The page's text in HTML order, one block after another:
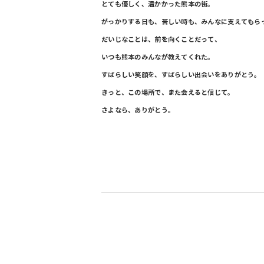
とても優しく、温かかった熊本の街。
がっかりする日も、苦しい時も、みんなに支えてもら
だいじなことは、前を向くことだって、
いつも熊本のみんなが教えてくれた。
すばらしい笑顔を、すばらしい出会いをありがとう。
きっと、この場所で、また会えると信じて。
さよなら、ありがとう。